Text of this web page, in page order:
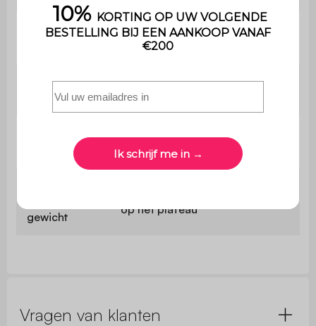
Hoogte
22 / 23,8 cm
Afmetingen
poten (x4)
Ø 9 x 7 cm
gewicht
op het plateau
Vragen van klanten